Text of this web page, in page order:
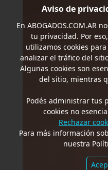
Aviso de
En ABOGADOS.COM.AR
tu privacidad. Por
utilizamos cookies
analizar el tráfico del
Algunas cookies son
del sitio, mientras
Podés administrar tus
cookies no
Rechazar
Para más información
nuestra